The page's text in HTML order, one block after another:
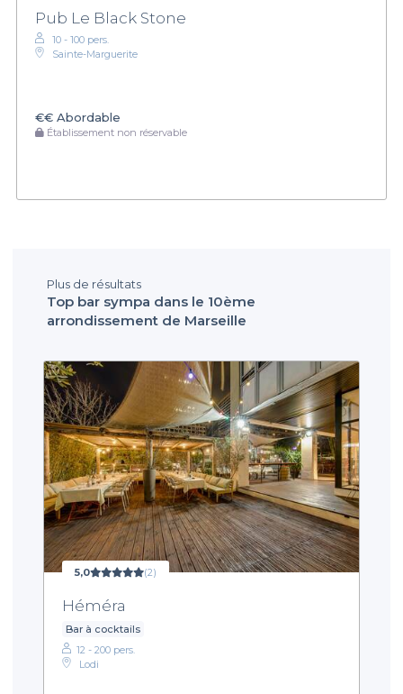
Pub Le Black Stone
10 - 100 pers.
Sainte-Marguerite
€€ Abordable
Établissement non réservable
Plus de résultats
Top bar sympa dans le 10ème
arrondissement de Marseille
5,0 (2)
Héméra
Bar à cocktails
12 - 200 pers.
Lodi